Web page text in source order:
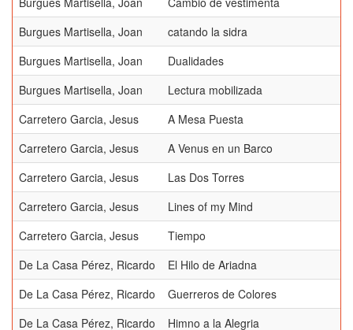
Burgues Martisella, Joan
catando la sidra
Burgues Martisella, Joan
Dualidades
Burgues Martisella, Joan
Lectura mobilizada
Carretero Garcia, Jesus
A Mesa Puesta
Carretero Garcia, Jesus
A Venus en un Barco
Carretero Garcia, Jesus
Las Dos Torres
Carretero Garcia, Jesus
Lines of my Mind
Carretero Garcia, Jesus
Tiempo
De La Casa Pérez, Ricardo
El Hilo de Ariadna
De La Casa Pérez, Ricardo
Guerreros de Colores
De La Casa Pérez, Ricardo
Himno a la Alegria